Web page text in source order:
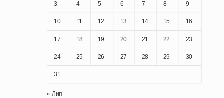
3 4 5 6 7 8 9
10 11 12 13 14 15 16
17 18 19 20 21 22 23
24 25 26 27 28 29 30
31
« Лип